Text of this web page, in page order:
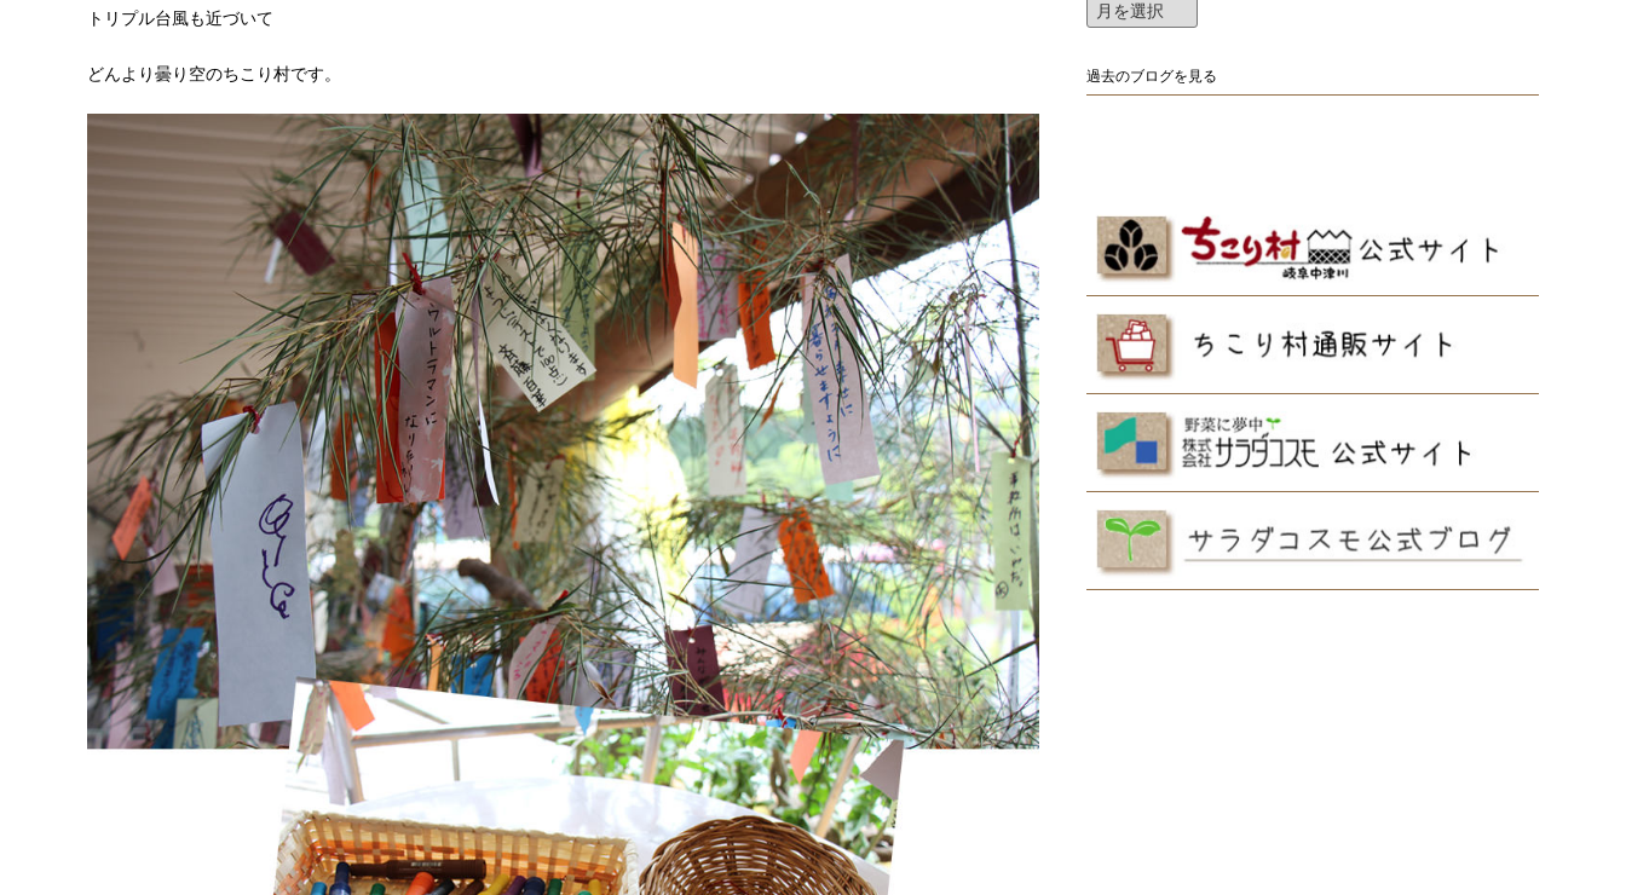
トリプル台風も近づいて
どんより曇り空のちこり村です。 過去のブログを見る